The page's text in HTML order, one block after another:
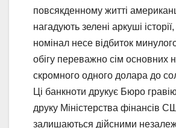
повсякденному житті
нагадують зелені аркуші
номінал несе відбиток
обігу переважно сім основних
скромного одного долара до
Ці банкноти друкує Бюро
друку Міністерства фінансів
залишаються дійсними